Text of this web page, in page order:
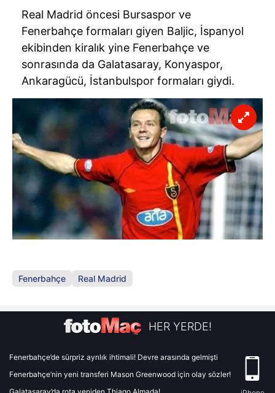
Real Madrid öncesi Bursaspor ve
Fenerbahçe formaları giyen Baljic, İspanyol
ekibinden kiralık yine Fenerbahçe ve
sonrasında da Galatasaray, Konyaspor,
Ankaragücü, İstanbulspor formaları giydi.
Fenerbahçe Real Madrid
HER YERDE!
Fenerbahçe’de sürpriz ayrılık ihtimali! Devre arasında gelmişti
Fenerbahçe’nin yeni transferi Mason Greenwood için olay sözler!